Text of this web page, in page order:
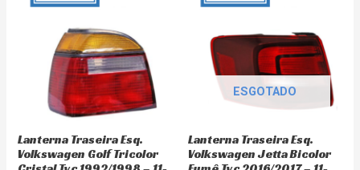
Lanterna Traseira Esq.
Volkswagen Golf Tricolor
ESGOTADO
Lanterna Traseira Esq.
Volkswagen Jetta Bicolor